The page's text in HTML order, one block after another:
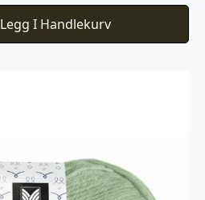
Legg I Handlekurv